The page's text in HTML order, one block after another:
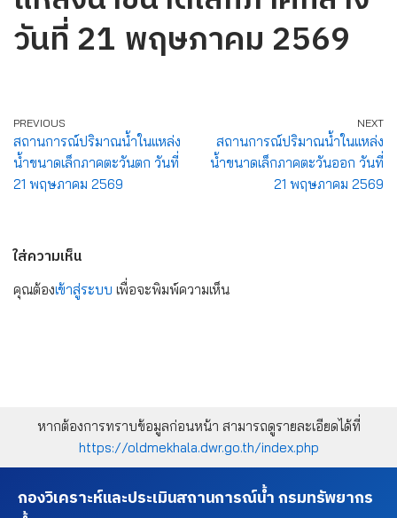
วันที่ 21 พฤษภาคม 2569
PREVIOUS
สถานการณ์ปริมาณน้ำในแหล่ง
น้ำขนาดเล็กภาคตะวันตก วันที่
21 พฤษภาคม 2569
NEXT
สถานการณ์ปริมาณน้ำในแหล่ง
น้ำขนาดเล็กภาคตะวันออก วันที่
21 พฤษภาคม 2569
ใส่ความเห็น
คุณต้องเข้าสู่ระบบ เพื่อจะพิมพ์ความเห็น
หากต้องการทราบข้อมูลก่อนหน้า สามารถดูรายละเอียดได้ที่
https://oldmekhala.dwr.go.th/index.php
กองวิเคราะห์และประเมินสถานการณ์น้ำ กรมทรัพยากร